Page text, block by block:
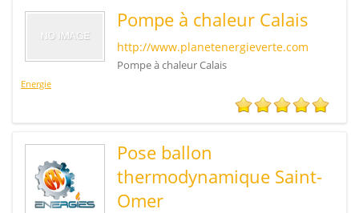
Pompe à chaleur Calais
http://www.planetenergieverte.com
Pompe à chaleur Calais
Energie
Pose ballon
thermodynamique Saint-
Omer